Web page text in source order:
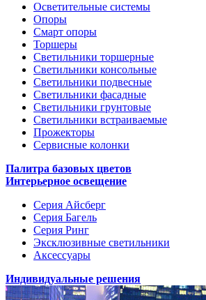
Осветительные системы
Опоры
Смарт опоры
Торшеры
Светильники торшерные
Светильники консольные
Светильники подвесные
Светильники фасадные
Светильники грунтовые
Светильники встраиваемые
Прожекторы
Сервисные колонки
Палитра базовых цветов
Интерьерное освещение
Серия Айсберг
Серия Багель
Серия Ринг
Эксклюзивные светильники
Аксессуары
Индивидуальные решения